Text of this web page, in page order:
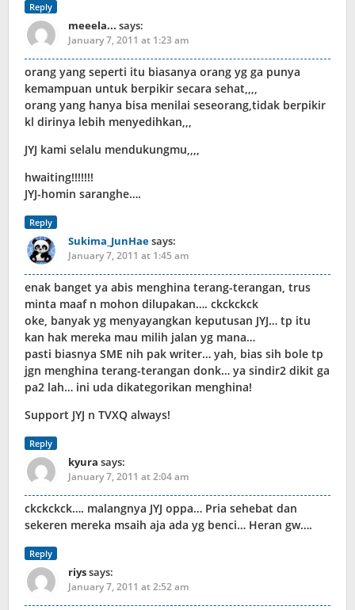
Reply
meeela... says:
January 7, 2011 at 1:23 am
orang yang seperti itu biasanya orang yg ga punya
kemampuan untuk berpikir secara sehat,,,,
orang yang hanya bisa menilai seseorang,tidak berpikir
kl dirinya lebih menyedihkan,,,
JYJ kami selalu mendukungmu,,,,
hwaiting!!!!!!!
JYJ-homin saranghe….
Reply
Sukima_JunHaesays:
January 7, 2011 at 1:45 am
enak banget ya abis menghina terang-terangan, trus
minta maaf n mohon dilupakan…. ckckckck
oke, banyak yg menyayangkan keputusan JYJ… tp itu
kan hak mereka mau milih jalan yg mana…
pasti biasnya SME nih pak writer… yah, bias sih bole tp
jgn menghina terang-terangan donk… ya sindir2 dikit ga
pa2 lah… ini uda dikategorikan menghina!
Support JYJ n TVXQ always!
Reply
kyura says:
January 7, 2011 at 2:04 am
ckckckck…. malangnya JYJ oppa… Pria sehebat dan
sekeren mereka msaih aja ada yg benci… Heran gw….
Reply
riyssays:
January 7, 2011 at 2:52 am